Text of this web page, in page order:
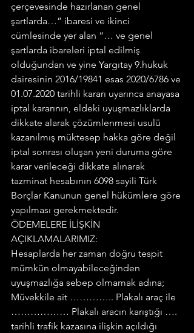
çerçevesinde hazırlanan genel
şartlarda…” ibaresi ve ikinci
cümlesinde yer alan “… ve genel
şartlarda ibareleri iptal edilmiş
olduğundan ve yine Yargıtay 9.hukuk
dairesinin 2016/19841 esas 2020/6786 ve
01.07.2020 tarihli kararı uyarınca anayasa
iptal kararının, eldeki uyuşmazlıklarda
dikkate alarak çözümlenmesi usulü
kazanılmış müktesep hakka göre değil
iptal sonrası oluşan yeni duruma göre
karar verileceği dikkate alınarak
tazminat hesabının 6098 sayili Türk
Borçlar Kanunun genel hükümlere göre
yapılması gerekmektedir.
ÖDEMELERE İLİŞKİN
AÇIKLAMALARIMIZ:
Hesaplarda her zaman doğru tespit
mümkün olmayabileceğinden
uyuşmazlığa sebep olmamak adına;
Müvekkile ait ………….. Plakalı araç ile
……………… Plakalı aracın karıştığı ….
tarihli trafik kazasına ilişkin açıldığı